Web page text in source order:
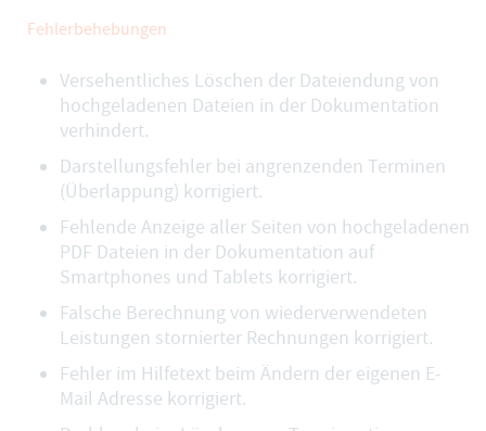
Fehlerbehebungen
Versehentliches Löschen der Dateiendung von
hochgeladenen Dateien in der Dokumentation
verhindert.
Darstellungsfehler bei angrenzenden Terminen
(Überlappung) korrigiert.
Fehlende Anzeige aller Seiten von hochgeladenen
PDF Dateien in der Dokumentation auf
Smartphones und Tablets korrigiert.
Falsche Berechnung von wiederverwendeten
Leistungen stornierter Rechnungen korrigiert.
Fehler im Hilfetext beim Ändern der eigenen E-
Mail Adresse korrigiert.